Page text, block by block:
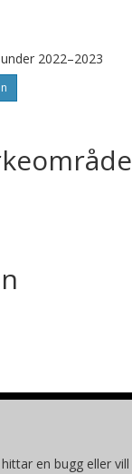
2022–2023
en bugg eller vill